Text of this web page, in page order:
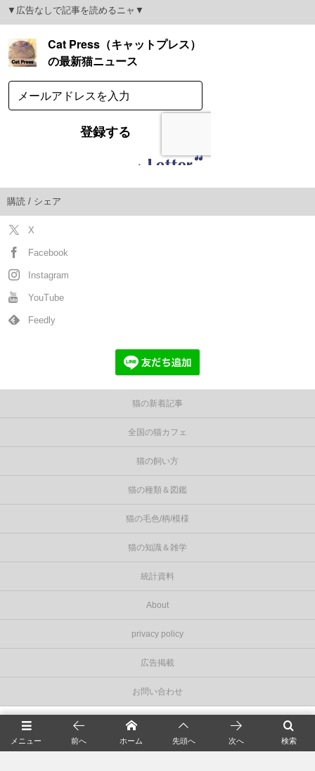
▼広告なしで記事を読めるニャ▼
購読 / シェア
X
Facebook
Instagram
YouTube
Feedly
猫の新着記事
全国の猫カフェ
猫の飼い方
猫の種類＆図鑑
猫の毛色/柄/模様
猫の知識＆雑学
統計資料
About
privacy policy
広告掲載
お問い合わせ
Cat Press（キャットプレス）
メニュー 検索
前へ ホーム 先頭へ 次へ